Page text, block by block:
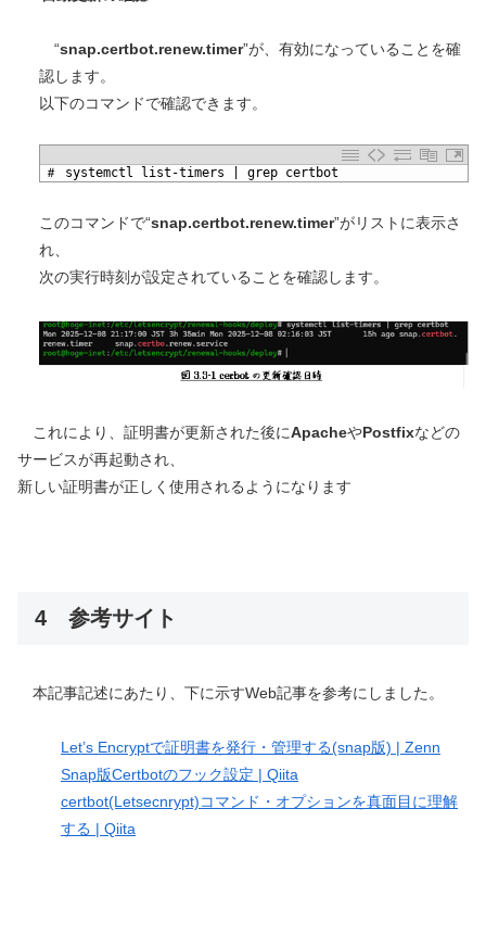
“snap.certbot.renew.timer”が、有効になっていることを確
認します。
以下のコマンドで確認できます。
＃ systemctl list-timers | grep certbot
このコマンドで“snap.certbot.renew.timer”がリストに表示さ
れ、
次の実行時刻が設定されていることを確認します。
これにより、証明書が更新された後にApacheやPostfixなどの
サービスが再起動され、
新しい証明書が正しく使用されるようになります
4 参考サイト
本記事記述にあたり、下に示すWeb記事を参考にしました。
Let’s Encryptで証明書を発行・管理する(snap版) | Zenn
Snap版Certbotのフック設定 | Qiita
certbot(Letsecnrypt)コマンド・オプションを真面目に理解
する | Qiita